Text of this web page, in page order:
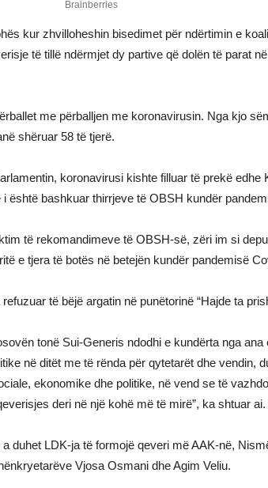
kur zhvilloheshin bisedimet për ndërtimin e
të tillë ndërmjet dy partive që dolën të parat
me përballjen me koronavirusin. Nga kjo
shëruar 58 të tjerë.
koronavirusi kishte filluar të prekë edhe
është bashkuar thirrjeve të OBSH kundër
të rekomandimeve të OBSH-së, zëri im si
e tjera të botës në betejën kundër pandemisë
të bëjë argatin në punëtorinë “Hajde ta
tonë Sui-Generis ndodhi e kundërta nga
në ditët me të rënda për qytetarët dhe vendin,
ekonomike dhe politike, në vend se të
deri në një kohë më të mirë”, ka shtuar ai.
duhet LDK-ja të formojë qeveri më AAK-në,
Vjosa Osmani dhe Agim Veliu.